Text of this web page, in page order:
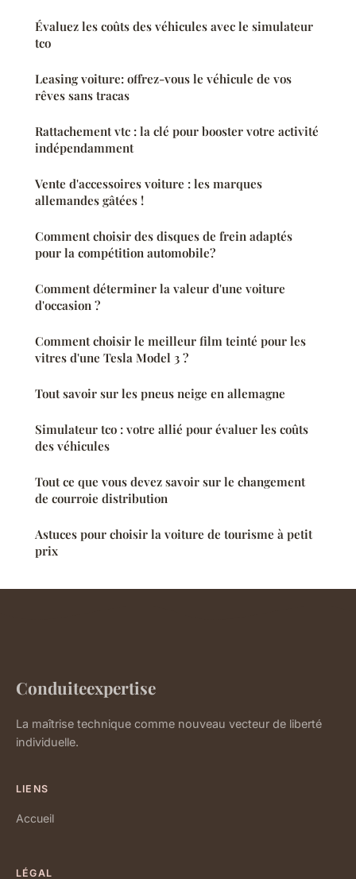
Évaluez les coûts des véhicules avec le simulateur
tco
Leasing voiture: offrez-vous le véhicule de vos
rêves sans tracas
Rattachement vtc : la clé pour booster votre activité
indépendamment
Vente d'accessoires voiture : les marques
allemandes gâtées !
Comment choisir des disques de frein adaptés
pour la compétition automobile?
Comment déterminer la valeur d'une voiture
d'occasion ?
Comment choisir le meilleur film teinté pour les
vitres d'une Tesla Model 3 ?
Tout savoir sur les pneus neige en allemagne
Simulateur tco : votre allié pour évaluer les coûts
des véhicules
Tout ce que vous devez savoir sur le changement
de courroie distribution
Astuces pour choisir la voiture de tourisme à petit
prix
Conduiteexpertise
La maîtrise technique comme nouveau vecteur de liberté
individuelle.
LIENS
Accueil
LÉGAL